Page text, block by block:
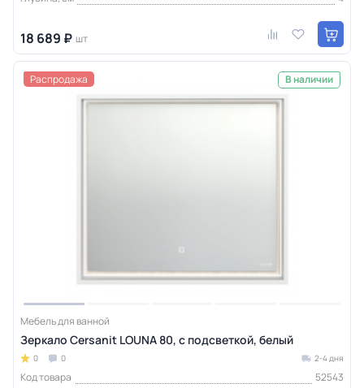
18 689 ₽ шт
Распродажа В наличии
Мебель для ванной
Зеркало Cersanit LOUNA 80, с подсветкой, белый
0 0 2-4 дня
Код товара
52543